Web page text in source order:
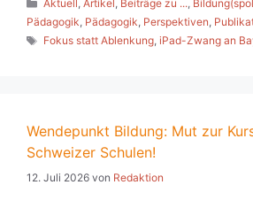
Aktuell,Artikel, Beiträge zu ...,
Pädagogik, Pädagogik, Perspektiven,
Schlagwörter
Fokus statt Ablenkung,iPad-Zwang an
Wendepunkt Bildung: Mut zur
Schweizer Schulen!
12. Juli 2026 von Redaktion